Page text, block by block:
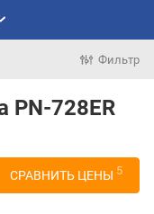
Фильтр
PN-728ER
СРАВНИТЬ ЦЕНЫ 5